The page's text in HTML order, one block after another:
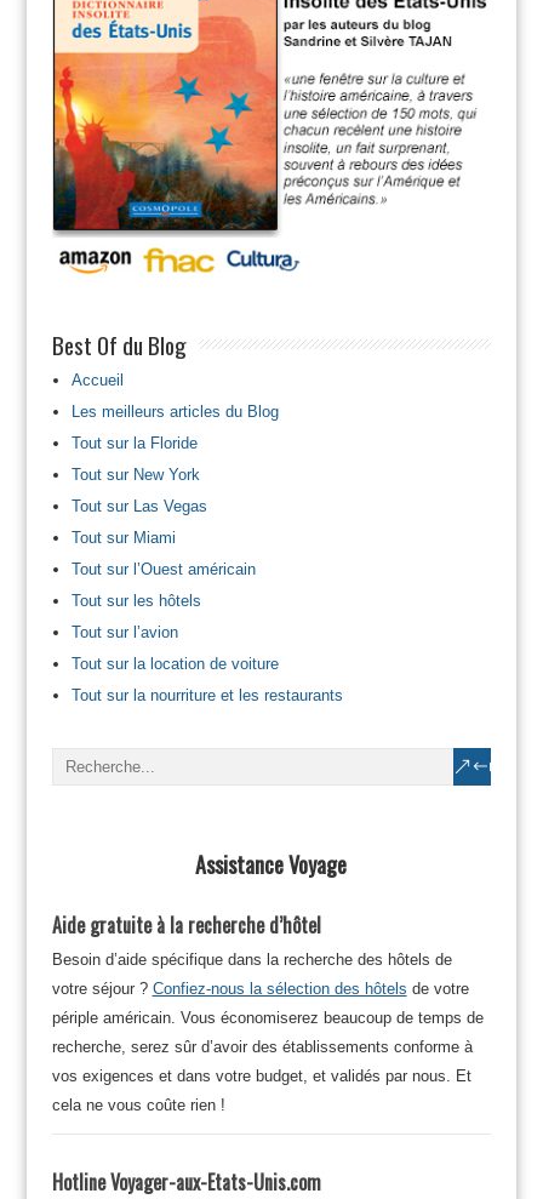
Best Of du Blog
Accueil
Les meilleurs articles du Blog
Tout sur la Floride
Tout sur New York
Tout sur Las Vegas
Tout sur Miami
Tout sur l’Ouest américain
Tout sur les hôtels
Tout sur l’avion
Tout sur la location de voiture
Tout sur la nourriture et les restaurants
Assistance Voyage
Aide gratuite à la recherche d’hôtel
Besoin d’aide spécifique dans la recherche des hôtels de
votre séjour ? Confiez-nous la sélection des hôtels de votre
périple américain. Vous économiserez beaucoup de temps de
recherche, serez sûr d’avoir des établissements conforme à
vos exigences et dans votre budget, et validés par nous. Et
cela ne vous coûte rien !
Hotline Voyager-aux-Etats-Unis.com